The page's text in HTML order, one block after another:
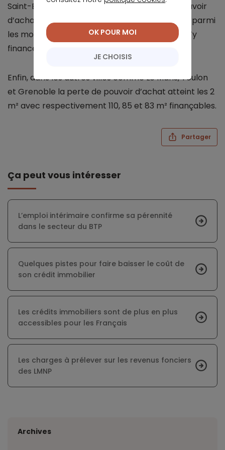
Saint-Etienne que l'on assiste à la perte de pouvoir
d’achat la plus notable même si cette ville est parmi
les moins chères de la France (il est possible d’y
financer 159 m² pour 1.000 euros mensuel)
Enfin, dans les autres villes comme Le Mans, Toulon
et Grenoble la perte de pouvoir d’achat atteint les 2
m² avec respectivement 110, 85 et 83 m² finançables.
Partager
Ça peut vous intéresser
L’emploi intérimaire confirme sa pérennité
dans le secteur du BTP
Quelques pistes pour faire baisser le coût de
son crédit immobilier
Les crédits immobiliers sont de plus en plus
accessibles pour les Français
Les charges à prélever sur les revenus fonciers
des LMNP
Archives
JE CHOISIS
OK POUR MOI